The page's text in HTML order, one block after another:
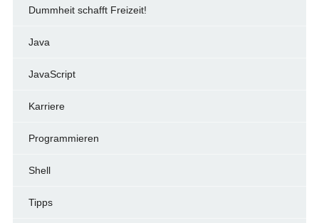
Dummheit schafft Freizeit!
Java
JavaScript
Karriere
Programmieren
Shell
Tipps